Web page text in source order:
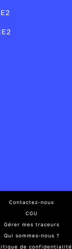
Contactez-nous
CGU
Gérer mes traceurs
Qui sommes-nous ?
de confidentialité